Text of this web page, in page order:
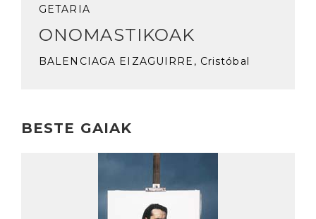
GETARIA
ONOMASTIKOAK
BALENCIAGA EIZAGUIRRE, Cristóbal
BESTE GAIAK